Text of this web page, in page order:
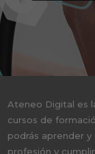
Ateneo Digital es
cursos de
podrás aprender
profesión y